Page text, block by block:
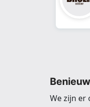
We zijn er